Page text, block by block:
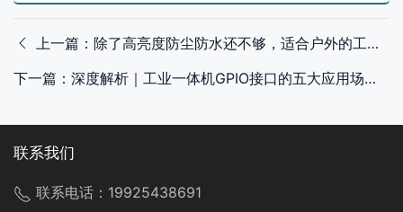
上一篇：除了高亮度防尘防水还不够，适合户外的工业触控一体机仍需具备这些特性！
下一篇：深度解析｜工业一体机GPIO接口的五大应用场景与实践经验
联系我们
联系电话： 19925438691